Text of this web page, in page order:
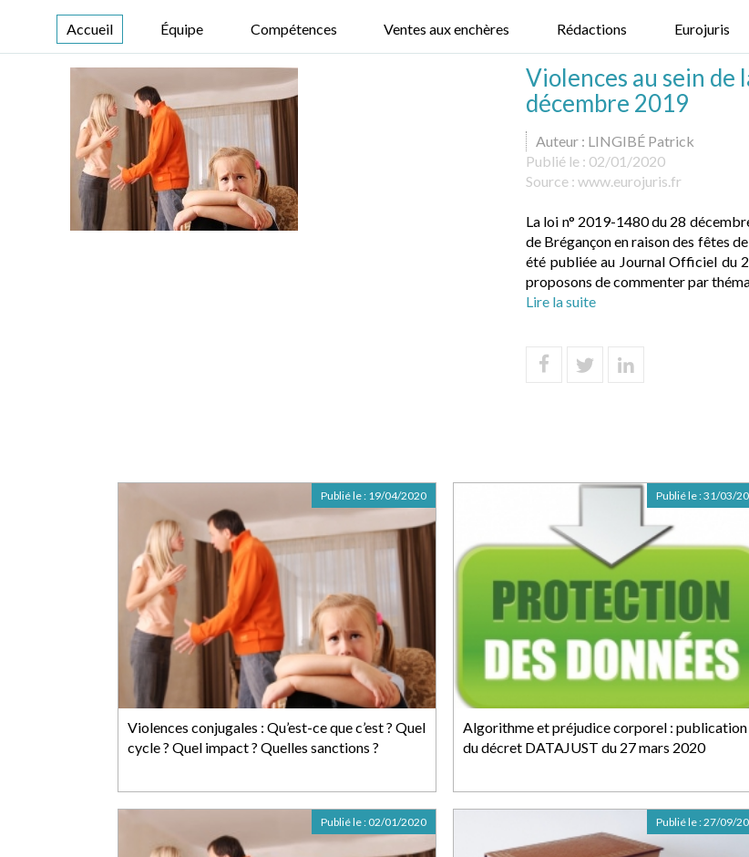
Accueil Équipe Compétences Ventes aux enchères Rédactions Eurojuris
Violences au sein de
décembre 2019
Auteur : LINGIBÉ Patrick
Publié le : 02/01/2020
Source : www.eurojuris.fr
La loi n° 2019-1480 du 28
de Brégançon en raison des fêtes
été publiée au Journal Officiel du
proposons de commenter par
Lire la suite
Violences conjugales : Qu’est-ce que c’est ? Quel
cycle ? Quel impact ? Quelles sanctions ?
Publié le : 19/04/2020
Algorithme et préjudice corporel : publication
du décret DATAJUST du 27 mars 2020
Publié le :31/03/
Publié le : 02/01/2020 Publié le :27/09/